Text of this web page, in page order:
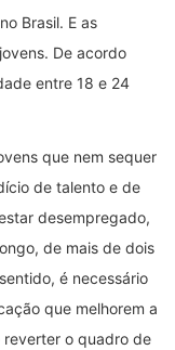
Brasil. E as
De acordo
entre 18 e 24
que nem sequer
de talento e de
desempregado,
de mais de dois
é necessário
que melhorem a
reverter o quadro de